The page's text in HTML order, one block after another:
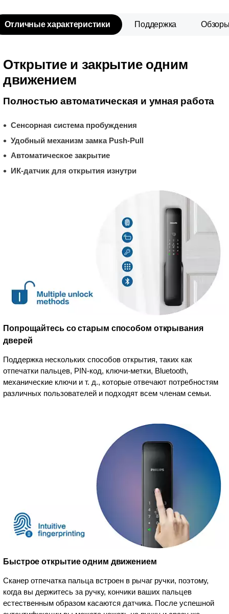
Отличные характеристики Поддержка
Открытие и закрытие одним
движением
Полностью автоматическая и умная работа
Сенсорная система пробуждения
Удобный механизм замка Push-Pull
Автоматическое закрытие
ИК-датчик для открытия изнутри
Попрощайтесь со старым способом открывания
дверей
Поддержка нескольких способов открытия, таких как
отпечатки пальцев, PIN-код, ключи-метки, Bluetooth,
механические ключи и т. д., которые отвечают потребностям
различных пользователей и подходят всем членам семьи.
Быстрое открытие одним движением
Сканер отпечатка пальца встроен в рычаг ручки, поэтому,
когда вы держитесь за ручку, кончики ваших пальцев
естественным образом касаются датчика. После успешной